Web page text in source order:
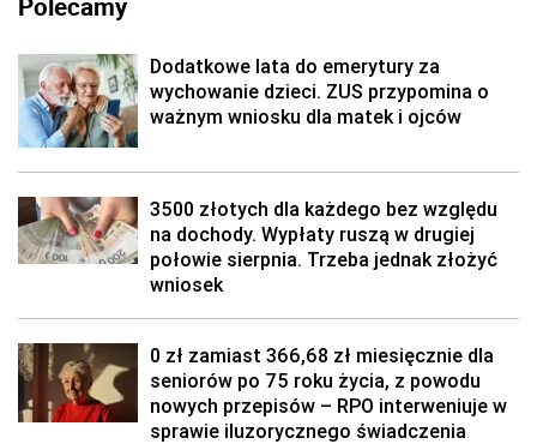
Dodatkowe lata do emerytury za
wychowanie dzieci. ZUS przypomina o
ważnym wniosku dla matek i ojców
3500 złotych dla każdego bez względu
na dochody. Wypłaty ruszą w drugiej
połowie sierpnia. Trzeba jednak złożyć
wniosek
0 zł zamiast 366,68 zł miesięcznie dla
seniorów po 75 roku życia, z powodu
nowych przepisów – RPO interweniuje w
sprawie iluzorycznego świadczenia